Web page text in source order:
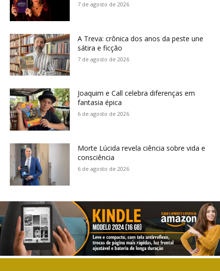
7 de agosto de 2026
A Treva: crônica dos anos da peste une
sátira e ficção
7 de agosto de 2026
Joaquim e Call celebra diferenças em
fantasia épica
6 de agosto de 2026
Morte Lúcida revela ciência sobre vida e
consciência
6 de agosto de 2026